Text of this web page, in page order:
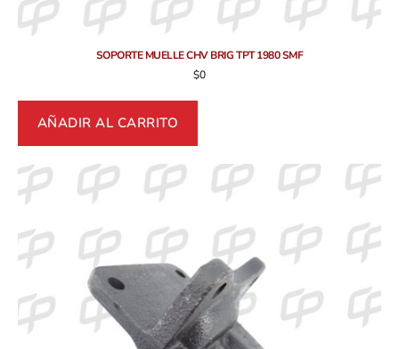
SOPORTE MUELLE CHV BRIG TPT 1980 SMF
$0
AÑADIR AL CARRITO